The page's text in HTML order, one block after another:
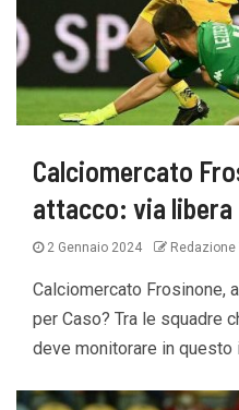
Calciomercato
attacco: via libera
2 Gennaio 2024
Calciomercato Frosinone,
per Caso? Tra le squadre
deve monitorare in questo